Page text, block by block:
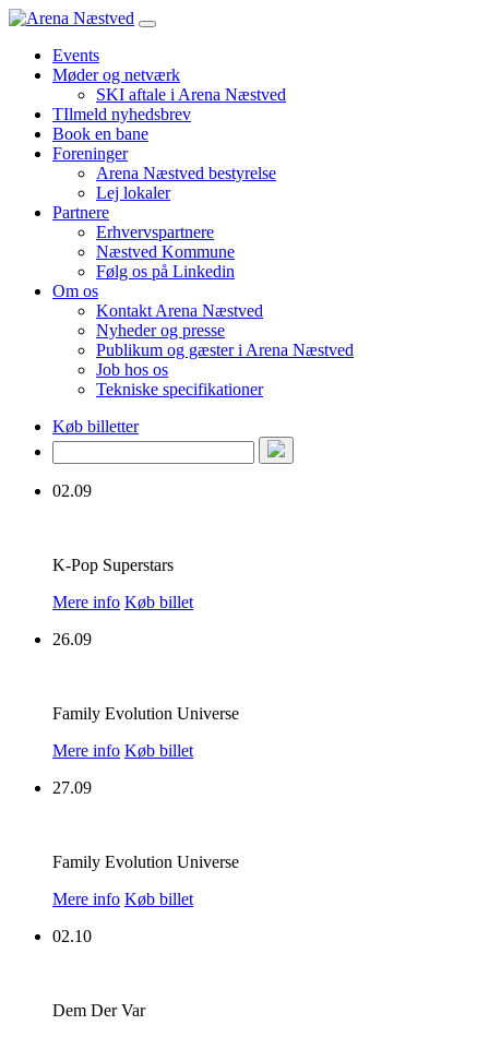
Events
Møder og netværk
SKI aftale i Arena Næstved
TIlmeld nyhedsbrev
Book en bane
Foreninger
Arena Næstved bestyrelse
Lej lokaler
Partnere
Erhvervspartnere
Næstved Kommune
Følg os på Linkedin
Om os
Kontakt Arena Næstved
Nyheder og presse
Publikum og gæster i Arena Næstved
Job hos os
Tekniske specifikationer
Køb billetter
Søg
efter:
02.09
K-Pop Superstars
Mere info Køb billet
26.09
Family Evolution Universe
Mere info Køb billet
27.09
Family Evolution Universe
Mere info Køb billet
02.10
Dem Der Var